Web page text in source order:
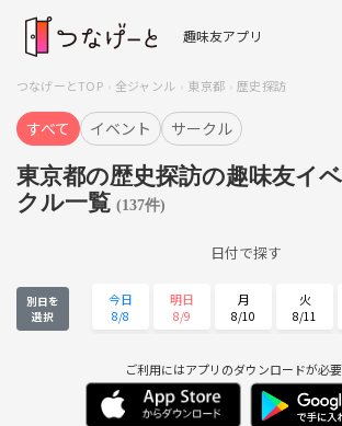
趣味友アプリ
つなげーとTOP 全ジャンル 東京都 歴史探訪
すべて イベント サークル
東京都の歴史探訪の趣味友イ
クル一覧 (137件)
日付で探す
別日を
選択
今日
8/8
明日
8/9
月
8/10
火
8/11
8/14 8/15 8/16 8/17
木
8/20
金
8/21
日
8/23
ご利用にはアプリのダウンロードが必